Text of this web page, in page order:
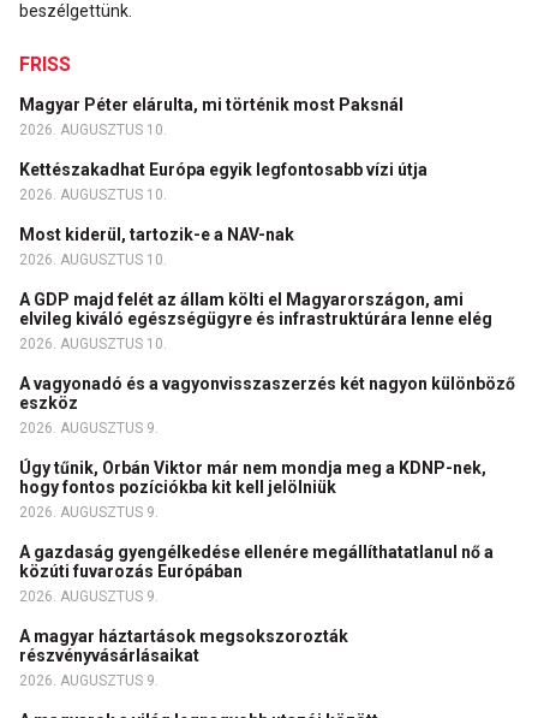
beszélgettünk.
FRISS
Magyar Péter elárulta, mi történik most Paksnál
2026. AUGUSZTUS 10.
Kettészakadhat Európa egyik legfontosabb vízi útja
2026. AUGUSZTUS 10.
Most kiderül, tartozik-e a NAV-nak
2026. AUGUSZTUS 10.
A GDP majd felét az állam költi el Magyarországon, ami
elvileg kiváló egészségügyre és infrastruktúrára lenne elég
2026. AUGUSZTUS 10.
A vagyonadó és a vagyonvisszaszerzés két nagyon különböző
eszköz
2026. AUGUSZTUS 9.
Úgy tűnik, Orbán Viktor már nem mondja meg a KDNP-nek,
hogy fontos pozíciókba kit kell jelölniük
2026. AUGUSZTUS 9.
A gazdaság gyengélkedése ellenére megállíthatatlanul nő a
közúti fuvarozás Európában
2026. AUGUSZTUS 9.
A magyar háztartások megsokszorozták
részvényvásárlásaikat
2026. AUGUSZTUS 9.